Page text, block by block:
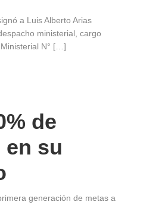
a Luis Alberto Arias
ministerial, cargo
N° […]
de
en su
generación de metas a